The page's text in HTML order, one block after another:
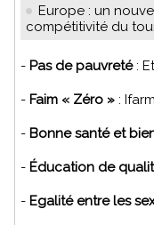
Europe : un
compétitivité du
Pas de pauvreté:
- Faim « Zéro » :
- Bonne santé et
- Éducation de
- Egalité entre les